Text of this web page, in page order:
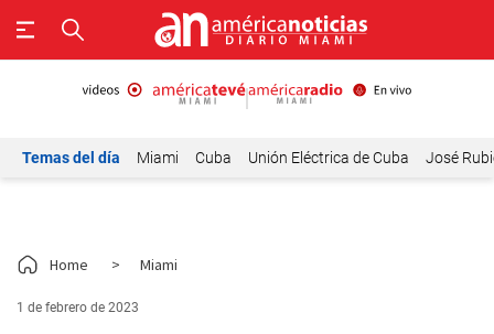
Temas del día Miami Cuba Unión Eléctrica de Cuba José
Home > Miami
1 de febrero de 2023